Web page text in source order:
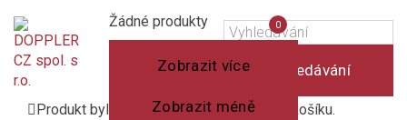
Vyhledávání
Košík
(prázdný)
Žádné produkty
Zobrazit více
Zobrazit méně
Produkt byl úspěšně
1 produkt v košíku.
Porovnání
produktů
0